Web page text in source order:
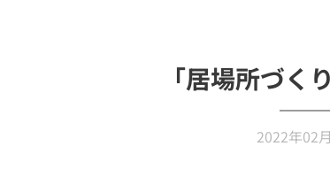
「居場所づく
2022年02